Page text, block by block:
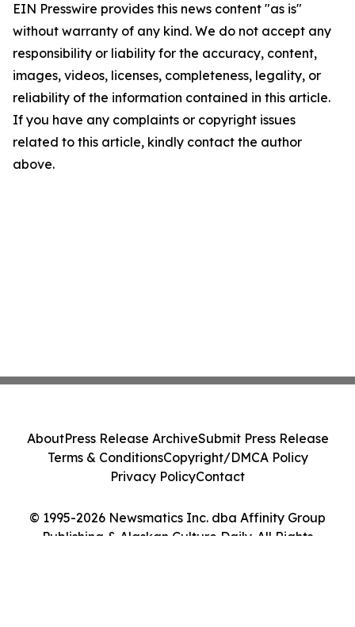
EIN Presswire provides this news content "as is"
without warranty of any kind. We do not accept any
responsibility or liability for the accuracy, content,
images, videos, licenses, completeness, legality, or
reliability of the information contained in this article.
If you have any complaints or copyright issues
related to this article, kindly contact the author
above.
© 1995-2026 Newsmatics Inc. dba Affinity Group
Publishing & Alaskan Culture Daily. All Rights
AboutPress Release ArchiveSubmit Press Release
Terms & ConditionsCopyright/DMCA Policy
Privacy PolicyContact